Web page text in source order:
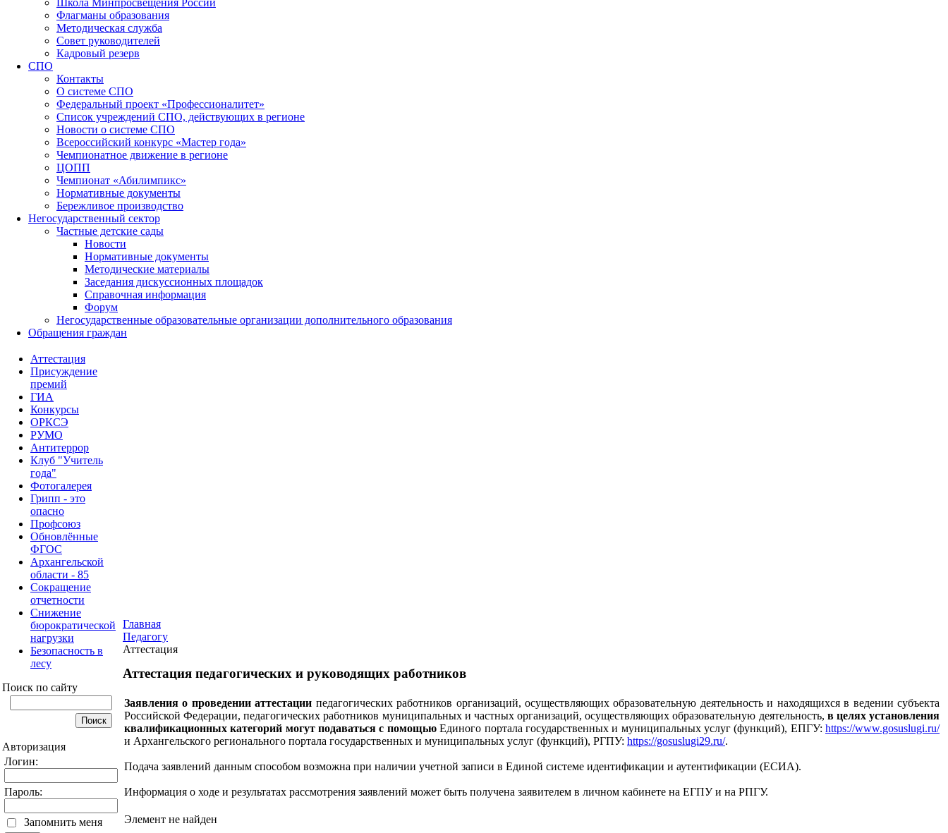
Флагманы образования
Методическая служба
Совет руководителей
Кадровый резерв
СПО
Контакты
О системе СПО
Федеральный проект «Профессионалитет»
Список учреждений СПО, действующих в регионе
Новости о системе СПО
Всероссийский конкурс «Мастер года»
Чемпионатное движение в регионе
ЦОПП
Чемпионат «Абилимпикс»
Нормативные документы
Бережливое производство
Негосударственный сектор
Частные детские сады
Новости
Нормативные документы
Методические материалы
Заседания дискуссионных площадок
Справочная информация
Форум
Негосударственные образовательные организации дополнительного образования
Обращения граждан
Аттестация
Присуждение
премий
ГИА
Конкурсы
ОРКСЭ
РУМО
Антитеррор
Клуб "Учитель
года"
Фотогалерея
Грипп - это
опасно
Профсоюз
Обновлённые
ФГОС
Архангельской
области - 85
Сокращение
отчетности
Снижение
бюрократической
нагрузки
Безопасность в
лесу
Поиск по сайту
Авторизация
Логин:
Пароль:
Запомнить меня
Главная
Педагогу
Аттестация
Аттестация педагогических и руководящих работников
Заявления о проведении аттестации педагогических работников организаций, осуществляющих образовательную деятельность и находящихся в ведении субъекта
Российской Федерации, педагогических работников муниципальных и частных организаций, осуществляющих образовательную деятельность, в целях установления
квалификационных категорий могут подаваться с помощьюЕдиного портала государственных и муниципальных услуг (функций), ЕПГУ:https://www.gosuslugi.ru/
и Архангельского регионального портала государственных и муниципальных услуг (функций), РГПУ: https://gosuslugi29.ru/.
Подача заявлений данным способом возможна при наличии учетной записи в Единой системе идентификации и аутентификации (ЕСИА).
Информация о ходе и результатах рассмотрения заявлений может быть получена заявителем в личном кабинете на ЕГПУ и на РПГУ.
Элемент не найден